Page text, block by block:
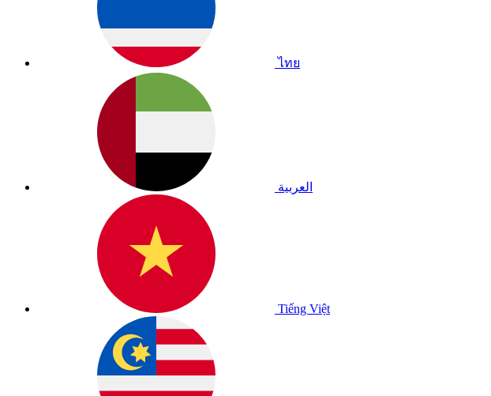
ไทย
العربية
Tiếng Việt